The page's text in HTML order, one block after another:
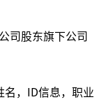
司股东旗下公司
，ID信息，职业